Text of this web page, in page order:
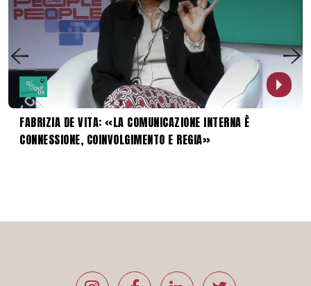
FABRIZIA DE VITA: «LA COMUNICAZIONE INTERNA È
CONNESSIONE, COINVOLGIMENTO E REGIA»